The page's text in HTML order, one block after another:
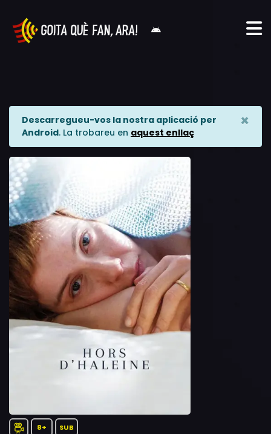
Descarregueu-vos la nostra aplicació per
Android. La trobareu en aquest enllaç
×
8+ SUB